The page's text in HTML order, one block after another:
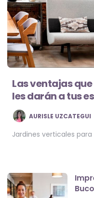
Las ventajas
les darán a tus
POSTED
BY
AURISLE UZCATEGUI
Jardines verticales